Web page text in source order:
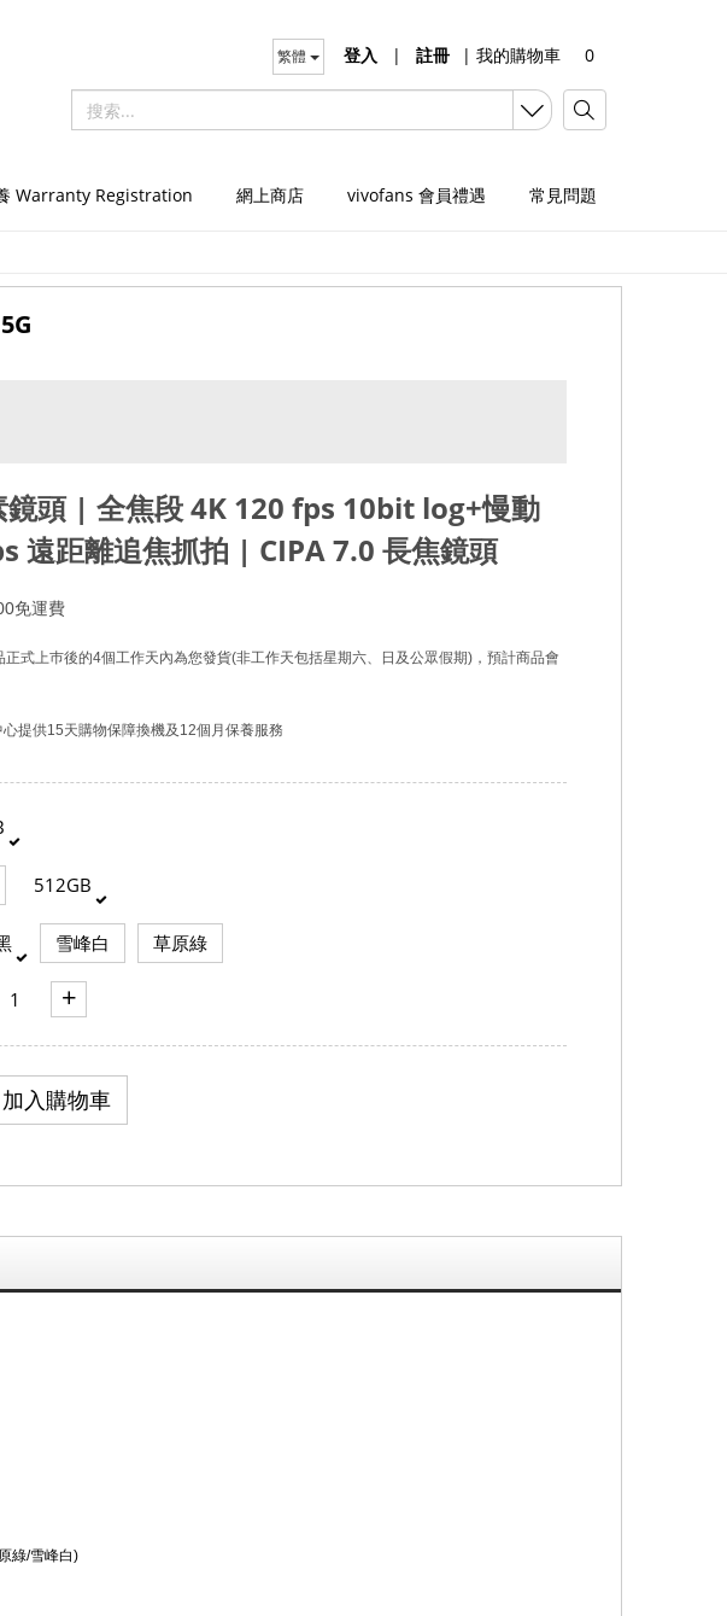
| 我的購物車 0
登入 | 註冊
繁體
Warranty Registration 網上商店 vivofans 會員禮遇 常見問題
鏡頭 | 全焦段 4K 120 fps 10bit log+慢動
遠距離追焦抓拍 | CIPA 7.0 長焦鏡頭
免運費
式上巿後的4個工作天內為您發貨(非工作天包括星期六、日及公眾假期)，預計商品會
提供15天購物保障換機及12個月保養服務
512GB
雪峰白 草原綠
+
綠/雪峰白)